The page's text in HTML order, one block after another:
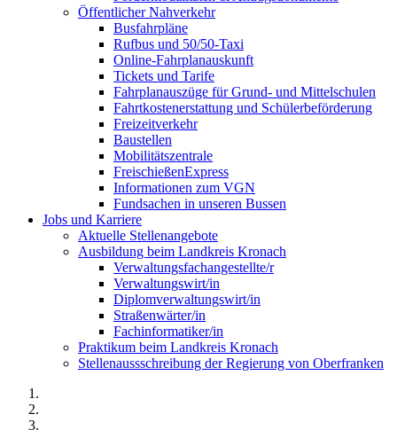
Öffentlicher Nahverkehr
Busfahrpläne
Rufbus und 50/50-Taxi
Online-Fahrplanauskunft
Tickets und Tarife
Fahrplanauszüge für Grund- und Mittelschulen
Fahrtkostenerstattung und Schülerbeförderung
Freizeitverkehr
Baustellen
Mobilitätszentrale
FreischießenExpress
Informationen zum VGN
Fundsachen in unseren Bussen
Jobs und Karriere
Aktuelle Stellenangebote
Ausbildung beim Landkreis Kronach
Verwaltungsfachangestellte/r
Verwaltungswirt/in
Diplomverwaltungswirt/in
Straßenwärter/in
Fachinformatiker/in
Praktikum beim Landkreis Kronach
Stellenaussschreibung der Regierung von Oberfranken